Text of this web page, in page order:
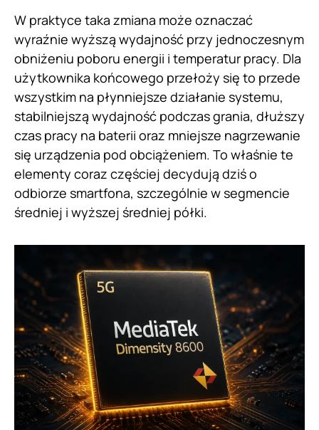
W praktyce taka zmiana może oznaczać
wyraźnie wyższą wydajność przy jednoczesnym
obniżeniu poboru energii i temperatur pracy. Dla
użytkownika końcowego przełoży się to przede
wszystkim na płynniejsze działanie systemu,
stabilniejszą wydajność podczas grania, dłuższy
czas pracy na baterii oraz mniejsze nagrzewanie
się urządzenia pod obciążeniem. To właśnie te
elementy coraz częściej decydują dziś o
odbiorze smartfona, szczególnie w segmencie
średniej i wyższej średniej półki.